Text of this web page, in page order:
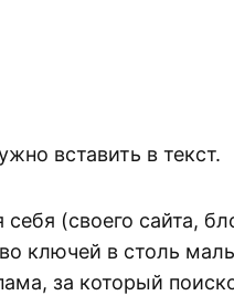
вставить в текст.
(своего сайта,
ключей в столь
за который